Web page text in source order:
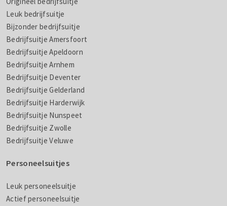
Leuk bedrijfsuitje
Bijzonder bedrijfsuitje
Bedrijfsuitje Amersfoort
Bedrijfsuitje Apeldoorn
Bedrijfsuitje Arnhem
Bedrijfsuitje Deventer
Bedrijfsuitje Gelderland
Bedrijfsuitje Harderwijk
Bedrijfsuitje Nunspeet
Bedrijfsuitje Zwolle
Bedrijfsuitje Veluwe
Personeelsuitjes
Leuk personeelsuitje
Actief personeelsuitje